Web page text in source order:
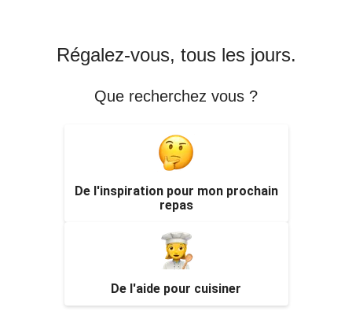
Régalez-vous, tous les jours.
Que recherchez vous ?
De l'inspiration pour mon prochain
repas
De l'aide pour cuisiner